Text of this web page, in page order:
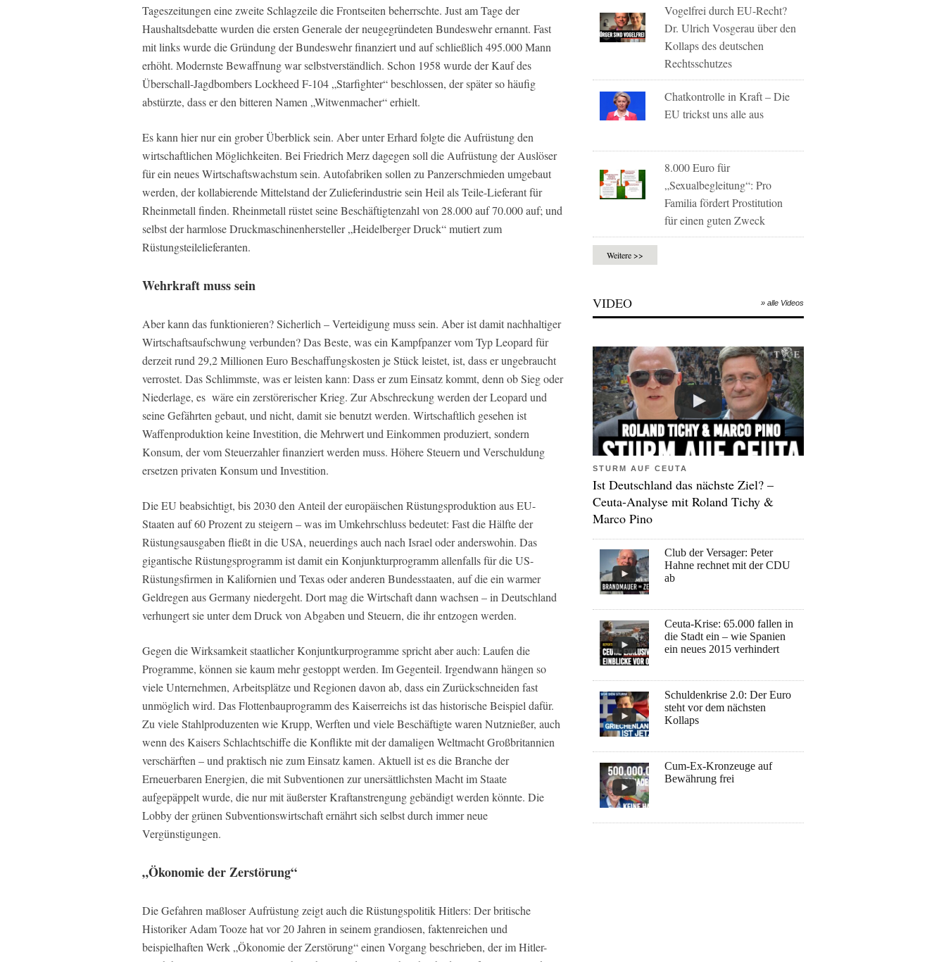
Tageszeitungen eine zweite Schlagzeile die Frontseiten beherrschte. Just am Tage der
Haushaltsdebatte wurden die ersten Generale der neugegründeten Bundeswehr ernannt. Fast
mit links wurde die Gründung der Bundeswehr finanziert und auf schließlich 495.000 Mann
erhöht. Modernste Bewaffnung war selbstverständlich. Schon 1958 wurde der Kauf des
Überschall-Jagdbombers Lockheed F-104 „Starfighter“ beschlossen, der später so häufig
abstürzte, dass er den bitteren Namen „Witwenmacher“ erhielt.
Es kann hier nur ein grober Überblick sein. Aber unter Erhard folgte die Aufrüstung den
wirtschaftlichen Möglichkeiten. Bei Friedrich Merz dagegen soll die Aufrüstung der Auslöser
für ein neues Wirtschaftswachstum sein. Autofabriken sollen zu Panzerschmieden umgebaut
werden, der kollabierende Mittelstand der Zulieferindustrie sein Heil als Teile-Lieferant für
Rheinmetall finden. Rheinmetall rüstet seine Beschäftigtenzahl von 28.000 auf 70.000 auf; und
selbst der harmlose Druckmaschinenhersteller „Heidelberger Druck“ mutiert zum
Rüstungsteilelieferanten.
Wehrkraft muss sein
Aber kann das funktionieren? Sicherlich – Verteidigung muss sein. Aber ist damit nachhaltiger
Wirtschaftsaufschwung verbunden? Das Beste, was ein Kampfpanzer vom Typ Leopard für
derzeit rund 29,2 Millionen Euro Beschaffungskosten je Stück leistet, ist, dass er ungebraucht
verrostet. Das Schlimmste, was er leisten kann: Dass er zum Einsatz kommt, denn ob Sieg oder
Niederlage, es wäre ein zerstörerischer Krieg. Zur Abschreckung werden der Leopard und
seine Gefährten gebaut, und nicht, damit sie benutzt werden. Wirtschaftlich gesehen ist
Waffenproduktion keine Investition, die Mehrwert und Einkommen produziert, sondern
Konsum, der vom Steuerzahler finanziert werden muss. Höhere Steuern und Verschuldung
ersetzen privaten Konsum und Investition.
Die EU beabsichtigt, bis 2030 den Anteil der europäischen Rüstungsproduktion aus EU-
Staaten auf 60 Prozent zu steigern – was im Umkehrschluss bedeutet: Fast die Hälfte der
Rüstungsausgaben fließt in die USA, neuerdings auch nach Israel oder anderswohin. Das
gigantische Rüstungsprogramm ist damit ein Konjunkturprogramm allenfalls für die US-
Rüstungsfirmen in Kalifornien und Texas oder anderen Bundesstaaten, auf die ein warmer
Geldregen aus Germany niedergeht. Dort mag die Wirtschaft dann wachsen – in Deutschland
verhungert sie unter dem Druck von Abgaben und Steuern, die ihr entzogen werden.
Gegen die Wirksamkeit staatlicher Konjuntkurprogramme spricht aber auch: Laufen die
Programme, können sie kaum mehr gestoppt werden. Im Gegenteil. Irgendwann hängen so
viele Unternehmen, Arbeitsplätze und Regionen davon ab, dass ein Zurückschneiden fast
unmöglich wird. Das Flottenbauprogramm des Kaiserreichs ist das historische Beispiel dafür.
Zu viele Stahlproduzenten wie Krupp, Werften und viele Beschäftigte waren Nutznießer, auch
wenn des Kaisers Schlachtschiffe die Konflikte mit der damaligen Weltmacht Großbritannien
verschärften – und praktisch nie zum Einsatz kamen. Aktuell ist es die Branche der
Erneuerbaren Energien, die mit Subventionen zur unersättlichsten Macht im Staate
aufgepäppelt wurde, die nur mit äußerster Kraftanstrengung gebändigt werden könnte. Die
Lobby der grünen Subventionswirtschaft ernährt sich selbst durch immer neue
Vergünstigungen.
„Ökonomie der Zerstörung“
Die Gefahren maßloser Aufrüstung zeigt auch die Rüstungspolitik Hitlers: Der britische
Historiker Adam Tooze hat vor 20 Jahren in seinem grandiosen, faktenreichen und
beispielhaften Werk „Ökonomie der Zerstörung“ einen Vorgang beschrieben, der im Hitler-
Vogelfrei durch EU-Recht?
Dr. Ulrich Vosgerau über den
Kollaps des deutschen
Rechtsschutzes
Chatkontrolle in Kraft – Die
EU trickst uns alle aus
8.000 Euro für
„Sexualbegleitung“: Pro
Familia fördert Prostitution
für einen guten Zweck
Weitere >>
VIDEO » alle Videos
STURM AUF CEUTA
Ist Deutschland das nächste Ziel? –
Ceuta-Analyse mit Roland Tichy &
Marco Pino
Club der Versager: Peter
Hahne rechnet mit der CDU
ab
Ceuta-Krise: 65.000 fallen in
die Stadt ein – wie Spanien
ein neues 2015 verhindert
Schuldenkrise 2.0: Der Euro
steht vor dem nächsten
Kollaps
Cum-Ex-Kronzeuge auf
Bewährung frei